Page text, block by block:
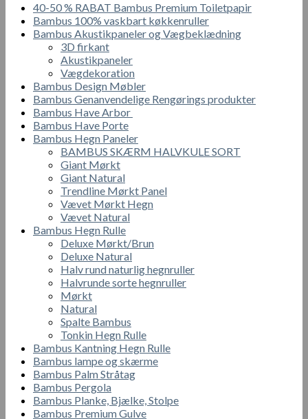
40-50 % RABAT Bambus Premium Toiletpapir
Bambus 100% vaskbart køkkenruller
Bambus Akustikpaneler og Vægbeklædning
3D firkant
Akustikpaneler
Vægdekoration
Bambus Design Møbler
Bambus Genanvendelige Rengørings produkter
Bambus Have Arbor
Bambus Have Porte
Bambus Hegn Paneler
BAMBUS SKÆRM HALVKULE SORT
Giant Mørkt
Giant Natural
Trendline Mørkt Panel
Vævet Mørkt Hegn
Vævet Natural
Bambus Hegn Rulle
Deluxe Mørkt/Brun
Deluxe Natural
Halv rund naturlig hegnruller
Halvrunde sorte hegnruller
Mørkt
Natural
Spalte Bambus
Tonkin Hegn Rulle
Bambus Kantning Hegn Rulle
Bambus lampe og skærme
Bambus Palm Stråtag
Bambus Pergola
Bambus Planke, Bjælke, Stolpe
Bambus Premium Gulve